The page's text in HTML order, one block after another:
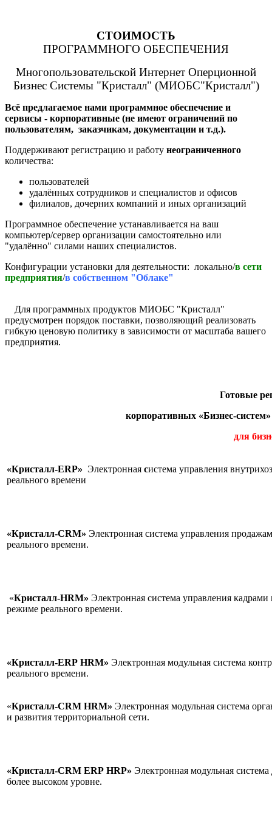
СТОИМОСТЬ
ПРОГРАММНОГО ОБЕСПЕЧЕНИЯ
Многопользовательской Интернет Оперционной
Бизнес Системы "Кристалл" (МИОБС"Кристалл")
Всё предлагаемое нами программное обеспечение и
сервисы - корпоративные (не имеют ограничений по
пользователям, заказчикам, документации и т.д.).
Поддерживают регистрацию и работу неограниченного
количества:
пользователей
удалённых сотрудников и специалистов и офисов
филиалов, дочерних компаний и иных организаций
Программное обеспечение устанавливается на ваш
компьютер/сервер организации самостоятельно или
"удалённо" силами наших специалистов.
Конфигурации установки для деятельности: локально/в сети
предприятия/в собственном "Облаке"
Для программных продуктов МИОБС "Кристалл"
предусмотрен порядок поставки, позволяющий реализовать
гибкую ценовую политику в зависимости от масштаба вашего
предприятия.
Готовые
корпоративных «Бизнес-
для
«Кристалл-ERP» Электронная система управления
реального времени
«Кристалл-CRM» Электронная система управления
реального
«Кристалл-HRM» Электронная система управления
режиме реального
«Кристалл-ERP HRM» Электронная модульная система
реального
«Кристалл-CRM HRM» Электронная модульная система
и развития территориальной сети.
«Кристалл-CRM ERP HRP» Электронная модульная
более высоком уровне.